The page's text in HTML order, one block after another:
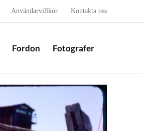
Användarvillkor Kontakta oss
Fordon Fotografer